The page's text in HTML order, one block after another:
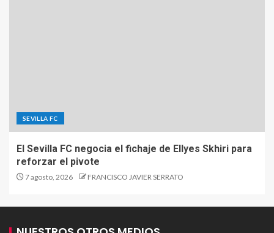
SEVILLA FC
El Sevilla FC negocia el fichaje de Ellyes Skhiri para
reforzar el pivote
7 agosto, 2026 FRANCISCO JAVIER SERRATO